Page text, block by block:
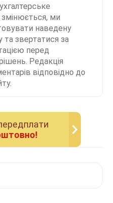
ми
наведену
та звертатися за
перед
Редакція
відповідно до